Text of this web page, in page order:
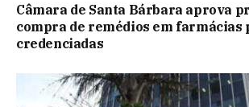
Câmara de Santa Bárbara aprova
compra de remédios em farmácias
credenciadas